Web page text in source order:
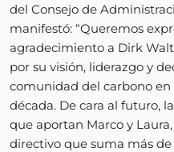
del Consejo de
manifestó: “Queremos
agradecimiento a Dirk
por su visión, liderazgo y
comunidad del carbono
década. De cara al futuro,
que aportan Marco y
directivo que suma más